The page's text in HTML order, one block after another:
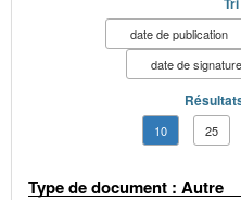
date de publication
date de signature
10 25
Type de document : Autre